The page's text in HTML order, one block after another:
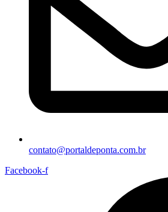
contato@portaldeponta.com.br
Facebook-f